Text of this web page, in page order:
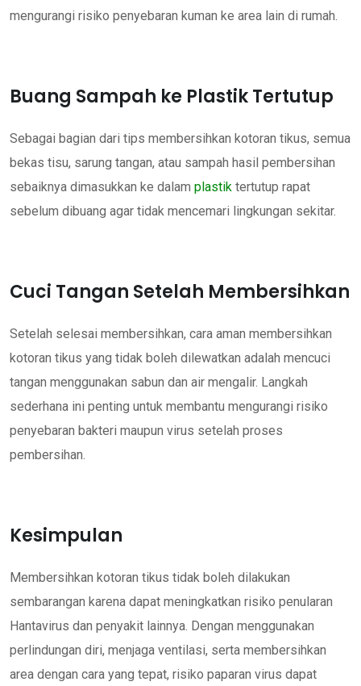
mengurangi risiko penyebaran kuman ke area lain di rumah.
Buang Sampah ke Plastik Tertutup
Sebagai bagian dari tips membersihkan kotoran tikus, semua
bekas tisu, sarung tangan, atau sampah hasil pembersihan
sebaiknya dimasukkan ke dalam plastik tertutup rapat
sebelum dibuang agar tidak mencemari lingkungan sekitar.
Cuci Tangan Setelah Membersihkan
Setelah selesai membersihkan, cara aman membersihkan
kotoran tikus yang tidak boleh dilewatkan adalah mencuci
tangan menggunakan sabun dan air mengalir. Langkah
sederhana ini penting untuk membantu mengurangi risiko
penyebaran bakteri maupun virus setelah proses
pembersihan.
Kesimpulan
Membersihkan kotoran tikus tidak boleh dilakukan
sembarangan karena dapat meningkatkan risiko penularan
Hantavirus dan penyakit lainnya. Dengan menggunakan
perlindungan diri, menjaga ventilasi, serta membersihkan
area dengan cara yang tepat, risiko paparan virus dapat